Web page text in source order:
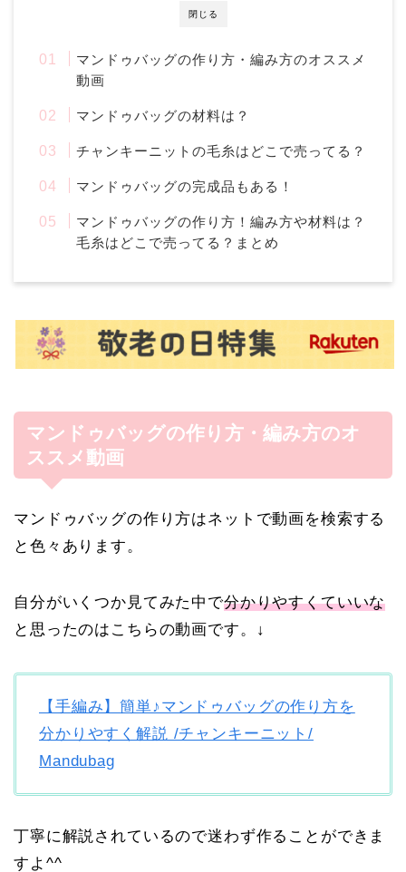
閉じる
マンドゥバッグの作り方・編み方のオススメ
動画
マンドゥバッグの材料は？
チャンキーニットの毛糸はどこで売ってる？
マンドゥバッグの完成品もある！
マンドゥバッグの作り方！編み方や材料は？
毛糸はどこで売ってる？まとめ
マンドゥバッグの作り方・編み方のオ
ススメ動画
マンドゥバッグの作り方はネットで動画を検索する
と色々あります。
自分がいくつか見てみた中で分かりやすくていいな
と思ったのはこちらの動画です。↓
【手編み】簡単♪マンドゥバッグの作り方を
分かりやすく解説 /チャンキーニット/
Mandubag
丁寧に解説されているので迷わず作ることができま
すよ^^